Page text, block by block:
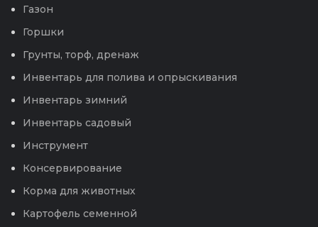
Газон
Горшки
Грунты, торф, дренаж
Инвентарь для полива и опрыскивания
Инвентарь зимний
Инвентарь садовый
Инструмент
Консервирование
Корма для животных
Картофель семенной